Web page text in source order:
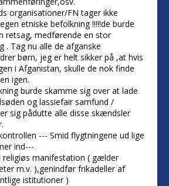
organisationer/FN tager ikke
etniske befolkning !!!!!de burde
retsag, medførende en stor
. Tag nu alle de afganske
børn, jeg er helt sikker på ,at hvis
i Afganistan, skulle de nok finde
igen.
burde skamme sig over at lade
og lassiefair samfund /
sig pådutte alle disse skændsler
--- Smid flygtningene ud lige
ind---
religiøs manifestation ( gælder
m.v. ),genindfør frikadeller af
istitutioner )